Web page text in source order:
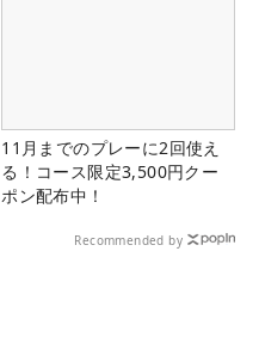
11月までのプレーに2回使え
る！コース限定3,500円クー
ポン配布中！
Recommended by